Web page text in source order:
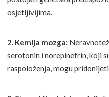
osjetljivijima.
2. Kemija mozga:
serotonin i norepinefrin, koji
raspoloženja, mogu